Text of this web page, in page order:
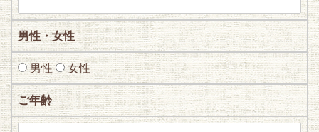
男性・女性
男性 女性
ご年齢